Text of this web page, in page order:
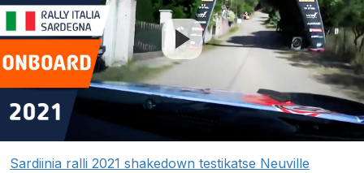
Sardiinia ralli 2021 shakedown testikatse Neuville